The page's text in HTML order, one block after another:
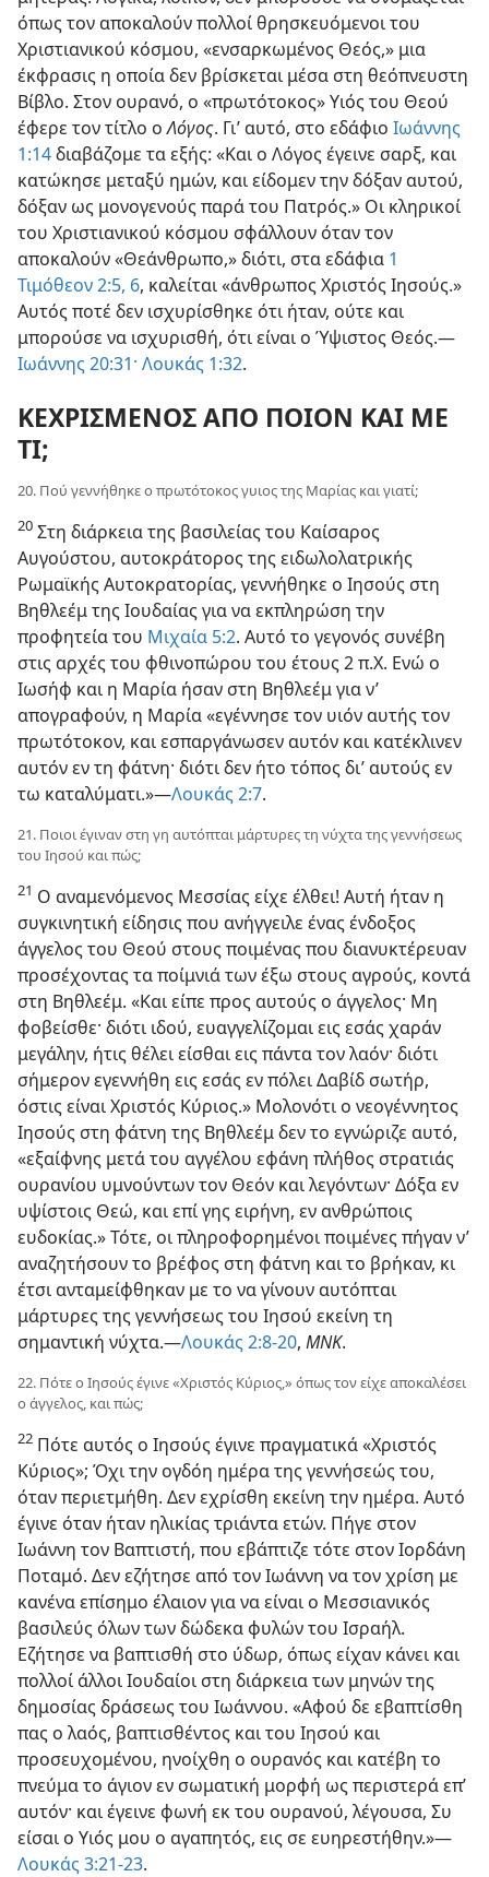
όπως τον αποκαλούν πολλοί θρησκευόμενοι του
Χριστιανικού κόσμου, «ενσαρκωμένος Θεός,» μια
έκφρασις η οποία δεν βρίσκεται μέσα στη θεόπνευστη
Βίβλο. Στον ουρανό, ο «πρωτότοκος» Υιός του Θεού
έφερε τον τίτλο οΛόγος. Γι’ αυτό, στο εδάφιο Ιωάννης
1:14διαβάζομε τα εξής: «Και ο Λόγος έγεινε σαρξ, και
κατώκησε μεταξύ ημών, και είδομεν την δόξαν αυτού,
δόξαν ως μονογενούς παρά του Πατρός.» Οι κληρικοί
του Χριστιανικού κόσμου σφάλλουν όταν τον
αποκαλούν «Θεάνθρωπο,» διότι, στα εδάφια 1
Τιμόθεον 2:5, 6, καλείται «άνθρωπος Χριστός Ιησούς.»
Αυτός ποτέ δεν ισχυρίσθηκε ότι ήταν, ούτε και
μπορούσε να ισχυρισθή, ότι είναι ο Ύψιστος Θεός.—
Ιωάννης 20:31· Λουκάς 1:32.
ΚΕΧΡΙΣΜΕΝΟΣ ΑΠΟ ΠΟΙΟΝ ΚΑΙ ΜΕ
ΤΙ;
20. Πού γεννήθηκε ο πρωτότοκος γυιος της Μαρίας και γιατί;
20 Στη διάρκεια της βασιλείας του Καίσαρος
Αυγούστου, αυτοκράτορος της ειδωλολατρικής
Ρωμαϊκής Αυτοκρατορίας, γεννήθηκε ο Ιησούς στη
Βηθλεέμ της Ιουδαίας για να εκπληρώση την
προφητεία του Μιχαία 5:2. Αυτό το γεγονός συνέβη
στις αρχές του φθινοπώρου του έτους 2 π.Χ. Ενώ ο
Ιωσήφ και η Μαρία ήσαν στη Βηθλεέμ για ν’
απογραφούν, η Μαρία «εγέννησε τον υιόν αυτής τον
πρωτότοκον, και εσπαργάνωσεν αυτόν και κατέκλινεν
αυτόν εν τη φάτνη· διότι δεν ήτο τόπος δι’ αυτούς εν
τω καταλύματι.»—Λουκάς 2:7.
21. Ποιοι έγιναν στη γη αυτόπται μάρτυρες τη νύχτα της γεννήσεως
του Ιησού και πώς;
21 Ο αναμενόμενος Μεσσίας είχε έλθει! Αυτή ήταν η
συγκινητική είδησις που ανήγγειλε ένας ένδοξος
άγγελος του Θεού στους ποιμένας που διανυκτέρευαν
προσέχοντας τα ποίμνιά των έξω στους αγρούς, κοντά
στη Βηθλεέμ. «Και είπε προς αυτούς ο άγγελος· Μη
φοβείσθε· διότι ιδού, ευαγγελίζομαι εις εσάς χαράν
μεγάλην, ήτις θέλειείσθαι εις πάντα τον λαόν· διότι
σήμερον εγεννήθη εις εσάς εν πόλει Δαβίδ σωτήρ,
όστις είναι Χριστός Κύριος.» Μολονότι ο νεογέννητος
Ιησούς στη φάτνη της Βηθλεέμ δεν το εγνώριζε αυτό,
«εξαίφνης μετά του αγγέλου εφάνη πλήθος στρατιάς
ουρανίου υμνούντων τον Θεόν και λεγόντων· Δόξα εν
υψίστοις Θεώ, και επί γης ειρήνη, εν ανθρώποις
ευδοκίας.» Τότε, οι πληροφορημένοι ποιμένες πήγαν ν’
αναζητήσουν το βρέφος στη φάτνη και το βρήκαν, κι
έτσι ανταμείφθηκαν με το να γίνουν αυτόπται
μάρτυρες της γεννήσεως του Ιησού εκείνη τη
σημαντική νύχτα.—Λουκάς 2:8-20, ΜΝΚ.
22. Πότε ο Ιησούς έγινε «Χριστός Κύριος,» όπως τον είχε αποκαλέσει
ο άγγελος, και πώς;
22 Πότε αυτός ο Ιησούς έγινε πραγματικά «Χριστός
Κύριος»; Όχι την ογδόη ημέρα της γεννήσεώς του,
όταν περιετμήθη. Δεν εχρίσθη εκείνη την ημέρα. Αυτό
έγινε όταν ήταν ηλικίας τριάντα ετών. Πήγε στον
Ιωάννη τον Βαπτιστή, που εβάπτιζε τότε στον Ιορδάνη
Ποταμό. Δεν εζήτησε από τον Ιωάννη να τον χρίση με
κανένα επίσημο έλαιον για να είναι ο Μεσσιανικός
βασιλεύς όλων των δώδεκα φυλών του Ισραήλ.
Εζήτησε να βαπτισθή στο ύδωρ, όπως είχαν κάνει και
πολλοί άλλοι Ιουδαίοι στη διάρκεια των μηνών της
δημοσίας δράσεως του Ιωάννου. «Αφού δε εβαπτίσθη
πας ο λαός, βαπτισθέντος και του Ιησού και
προσευχομένου, ηνοίχθη ο ουρανός και κατέβη το
πνεύμα το άγιον εν σωματική μορφή ως περιστερά επ’
αυτόν· και έγεινε φωνή εκ του ουρανού, λέγουσα, Συ
είσαι ο Υιός μου ο αγαπητός, εις σε ευηρεστήθην.»—
Λουκάς 3:21-23.